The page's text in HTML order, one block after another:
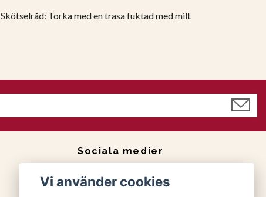
Skötselråd: Torka med en trasa fuktad med milt
Sociala medier
Facebook
Vi använder cookies